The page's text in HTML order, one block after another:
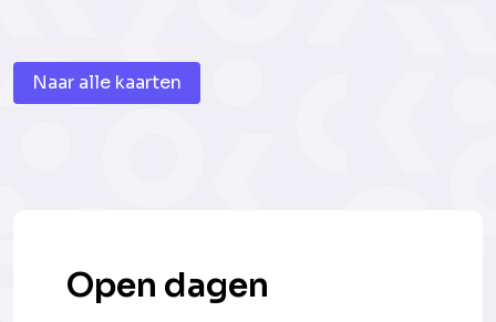
Naar alle kaarten
Open dagen